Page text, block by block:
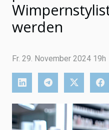
werden
Fr. 29. November 2024 19h